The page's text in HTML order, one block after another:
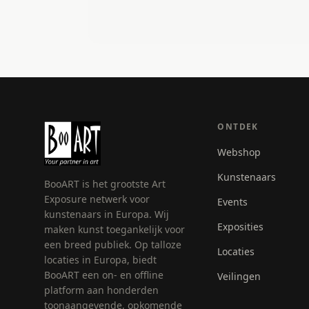
BooART is het grootste Art
Exposure netwerk voor
kunstenaars in Europa. Wij
maken kunst toegankelijk voor
een breed publiek. Op talloze
locaties in Europa, biedt
BooART een on- en offline
platform aan honderden
toonaangevende, opkomende
ONTDEK
Webshop
Kunstenaars
Events
Exposities
Locaties
Veilingen